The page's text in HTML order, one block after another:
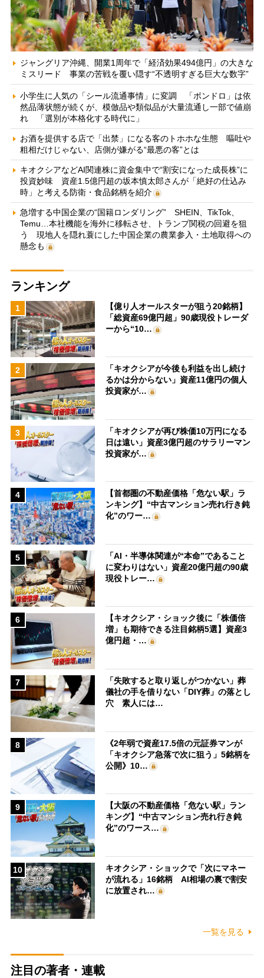
ジャングリア沖縄、開業1周年で「経済効果494億円」の大きな
ミスリード 事業の苦戦を覆い隠す“不透明すぎる巨大な数字”
小学生に人気の「シール流通事情」に変調 「ボンドロ」は依
然品薄状態が続くが、模倣品や類似品が大量流通し一部で値崩
れ 「選別が本格化する時代に」
お酒を提供する店で「出禁」になる客のトホホな生態 嘔吐や
粗相だけじゃない、店側が嫌がる“最悪の客”とは
キオクシアなどAI関連株に資金集中で“割安になった成長株”に
投資妙味 資産1.5億円超の坂本慎太郎さんが「絶好の仕込み
時」と考える防衛・食品銘柄を紹介
急増する中国企業の“国籍ロンダリング” SHEIN、TikTok、
Temu…本社機能を海外に移転させ、トランプ関税の回避を狙
う 現地人を隠れ蓑にした中国企業の農業参入・土地取得への
懸念も
ランキング
1
【億り人オールスターが狙う20銘柄】
「総資産69億円超」90歳現役トレーダ
ーから“10…
2
「キオクシアが今後も利益を出し続け
るかは分からない」資産11億円の個人
投資家が…
3
「キオクシアが再び株価10万円になる
日は遠い」資産3億円超のサラリーマン
投資家が…
4
【首都圏の不動産価格「危ない駅」ラ
ンキング】“中古マンション売れ行き鈍
化”のワー…
5
「AI・半導体関連が“本命”であること
に変わりはない」資産20億円超の90歳
現役トレー…
6
【キオクシア・ショック後に「株価倍
増」も期待できる注目銘柄5選】資産3
億円超・…
7
「失敗すると取り返しがつかない」葬
儀社の手を借りない「DIY葬」の落とし
穴 素人には…
8
《2年弱で資産17.5倍の元証券マンが
「キオクシア急落で次に狙う」5銘柄を
公開》10…
9
【大阪の不動産価格「危ない駅」ラン
キング】“中古マンション売れ行き鈍
化”のワース…
10
キオクシア・ショックで「次にマネー
が流れる」16銘柄 AI相場の裏で割安
に放置され…
一覧を見る
注目の著者・連載